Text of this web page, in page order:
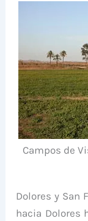
Campos de
Dolores y San
hacia Dolores